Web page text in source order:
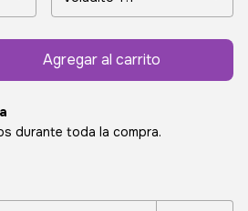
durante toda la compra.